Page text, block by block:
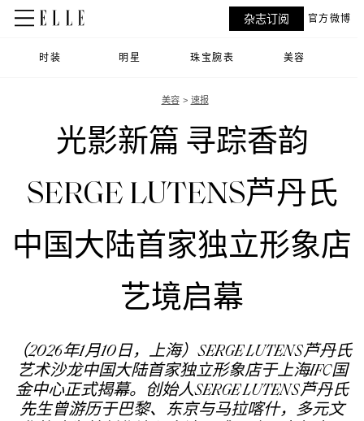
时装 明星 珠宝腕表 美容
杂志订阅 官方微博
美容 速报
光影新篇 寻踪香韵
SERGE LUTENS芦丹氏
中国大陆首家独立形象店
艺境启幕
（2026年1月10日，上海）SERGE LUTENS芦丹氏
艺术沙龙中国大陆首家独立形象店于上海IFC国
金中心正式揭幕。创始人SERGE LUTENS芦丹氏
先生曾游历于巴黎、东京与马拉喀什，多元文